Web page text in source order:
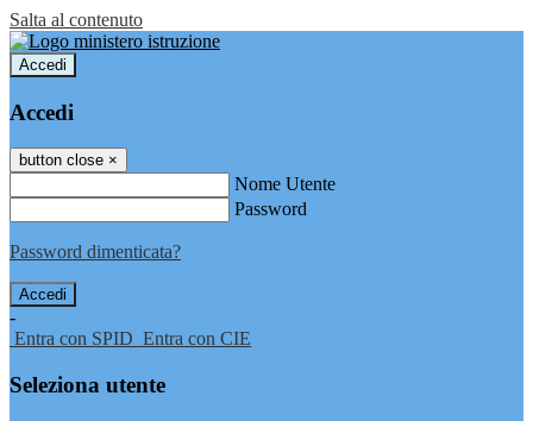
Salta al contenuto
Accedi
Accedi
button close ×
Nome Utente
Password
Password dimenticata?
-
Entra con SPID Entra con CIE
Seleziona utente